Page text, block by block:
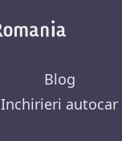
Blog
Inchirieri autocar